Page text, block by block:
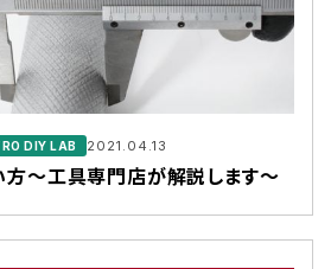
DIY LAB 2021.04.13
方～工具専門店が解説します～